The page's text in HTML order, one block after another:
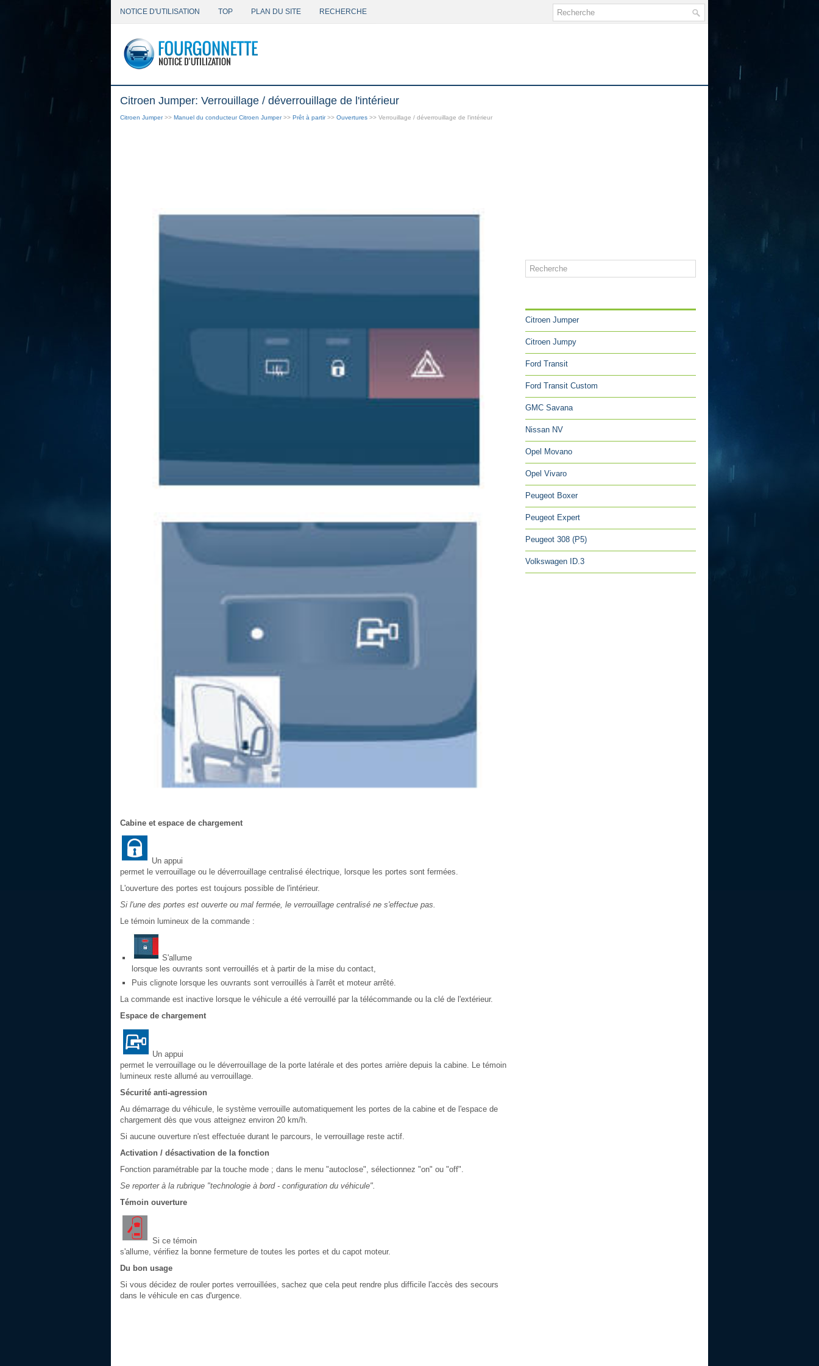
NOTICE D'UTILISATION TOP PLAN DU SITE RECHERCHE
Citroen Jumper: Verrouillage / déverrouillage de l'intérieur
Citroen Jumper>> Manuel du conducteur Citroen Jumper>> Prêt à partir>> Ouvertures >> Verrouillage / déverrouillage de l'intérieur
Cabine et espace de chargement
Un appui
permet le verrouillage ou le déverrouillage centralisé électrique, lorsque les portes sont fermées.
L'ouverture des portes est toujours possible de l'intérieur.
Si l'une des portes est ouverte ou mal fermée, le verrouillage centralisé ne s'effectue pas.
Le témoin lumineux de la commande :
S'allume
lorsque les ouvrants sont verrouillés et à partir de la mise du contact,
Puis clignote lorsque les ouvrants sont verrouillés à l'arrêt et moteur arrêté.
La commande est inactive lorsque le véhicule a été verrouillé par la télécommande ou la clé de l'extérieur.
Espace de chargement
Un appui
permet le verrouillage ou le déverrouillage de la porte latérale et des portes arrière depuis la cabine. Le témoin
lumineux reste allumé au verrouillage.
Sécurité anti-agression
Au démarrage du véhicule, le système verrouille automatiquement les portes de la cabine et de l'espace de
chargement dès que vous atteignez environ 20 km/h.
Si aucune ouverture n'est effectuée durant le parcours, le verrouillage reste actif.
Activation / désactivation de la fonction
Fonction paramétrable par la touche mode ; dans le menu "autoclose", sélectionnez "on" ou "off".
Se reporter à la rubrique "technologie à bord - configuration du véhicule".
Témoin ouverture
Si ce témoin
s'allume, vérifiez la bonne fermeture de toutes les portes et du capot moteur.
Du bon usage
Si vous décidez de rouler portes verrouillées, sachez que cela peut rendre plus difficile l'accès des secours
dans le véhicule en cas d'urgence.
Citroen Jumper
Citroen Jumpy
Ford Transit
Ford Transit Custom
GMC Savana
Nissan NV
Opel Movano
Opel Vivaro
Peugeot Boxer
Peugeot Expert
Peugeot 308 (P5)
Volkswagen ID.3